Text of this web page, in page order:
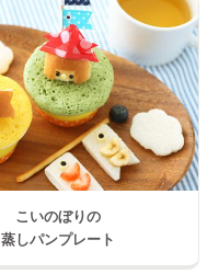
こいのぼりの
蒸しパンプレート